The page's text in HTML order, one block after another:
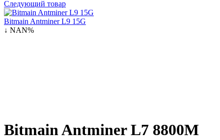
Следующий товар
Bitmain Antminer L9 15G
↓ NAN%
Bitmain Antminer L7 8800M